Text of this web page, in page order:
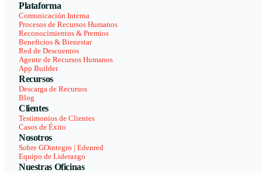
Plataforma
Comunicación Interna
Procesos de Recursos Humanos
Reconocimientos & Premios
Beneficios & Bienestar
Red de Descuentos
Agente de Recursos Humanos
App Builder
Recursos
Descarga de Recursos
Blog
Clientes
Testimonios de Clientes
Casos de Éxito
Nosotros
Sobre GOintegro | Edenred
Equipo de Liderazgo
Nuestras Oficinas